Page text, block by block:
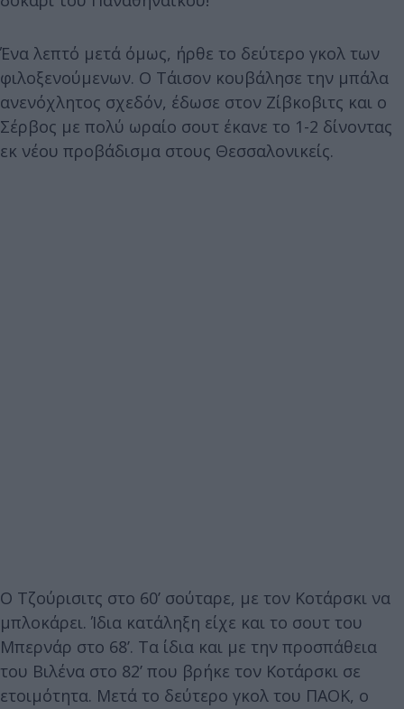
Ένα λεπτό μετά όμως, ήρθε το δεύτερο γκολ των
φιλοξενούμενων. Ο Τάισον κουβάλησε την μπάλα
ανενόχλητος σχεδόν, έδωσε στον Ζίβκοβιτς και ο
Σέρβος με πολύ ωραίο σουτ έκανε το 1-2 δίνοντας
εκ νέου προβάδισμα στους Θεσσαλονικείς.
Ο Τζούρισιτς στο 60’ σούταρε, με τον Κοτάρσκι να
μπλοκάρει. Ίδια κατάληξη είχε και το σουτ του
Μπερνάρ στο 68’. Τα ίδια και με την προσπάθεια
του Βιλένα στο 82’ που βρήκε τον Κοτάρσκι σε
ετοιμότητα. Μετά το δεύτερο γκολ του ΠΑΟΚ, ο